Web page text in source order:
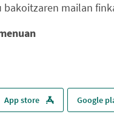
mailan
App store Google